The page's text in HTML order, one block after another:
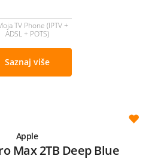
TV Phone (IPTV +
ADSL + POTS)
Saznaj više
Apple
Max 2TB Deep Blue